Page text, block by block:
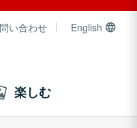
い合わせ English
楽しむ